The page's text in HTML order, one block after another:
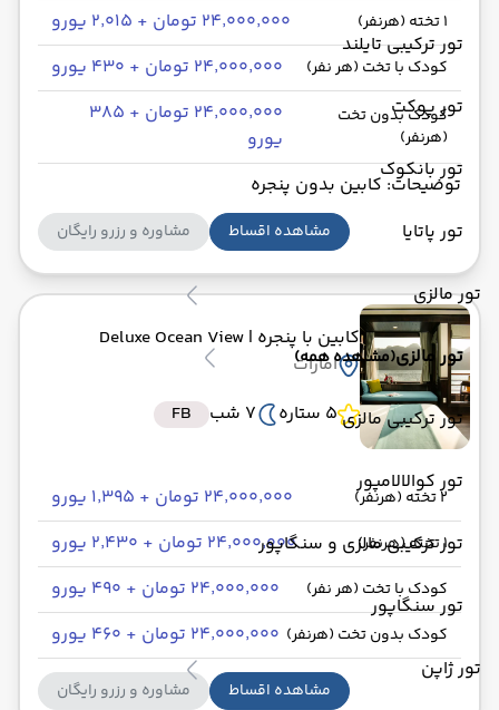
تور ترکیبی تایلند
تور پوکت
تور بانکوک
تور پاتایا
تور مالزی
تور مالزی(مشاهده همه)
تور ترکیبی مالزی
تور کوالالامپور
تور ترکیبی مالزی و سنگاپور
تور سنگاپور
تور ژاپن
1 تخته (هرنفر) ۲۴٬۰۰۰٬۰۰۰ تومان + ۲٬۰۱۵ یورو
کودک با تخت (هر نفر) ۲۴٬۰۰۰٬۰۰۰ تومان + ۴۳۰ یورو
کودک بدون تخت
(هرنفر)
۲۴٬۰۰۰٬۰۰۰ تومان + ۳۸۵
یورو
توضیحات: کابین بدون پنجره
مشاهده اقساط مشاوره و رزرو رایگان
کابین با پنجره | Deluxe Ocean View
امارات
5 ستاره
7 شب FB
2 تخته (هرنفر) ۲۴٬۰۰۰٬۰۰۰ تومان + ۱٬۳۹۵ یورو
1 تخته (هرنفر) ۲۴٬۰۰۰٬۰۰۰ تومان + ۲٬۴۳۰ یورو
کودک با تخت (هر نفر) ۲۴٬۰۰۰٬۰۰۰ تومان + ۴۹۰ یورو
کودک بدون تخت (هرنفر) ۲۴٬۰۰۰٬۰۰۰ تومان + ۴۶۰ یورو
مشاهده اقساط مشاوره و رزرو رایگان